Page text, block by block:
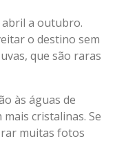
abril a outubro.
o destino sem
que são raras
às águas de
cristalinas. Se
muitas fotos